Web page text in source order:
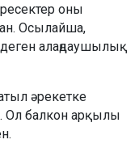
оны
Осылайша,
деген алаңдаушылық
әрекетке
Ол балкон арқылы